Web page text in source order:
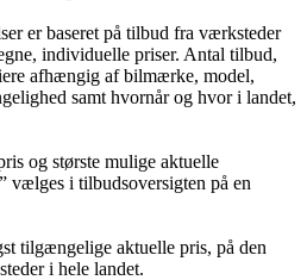
er baseret på tilbud fra værksteder
individuelle priser. Antal tilbud,
afhængig af bilmærke, model,
samt hvornår og hvor i landet,
og største mulige aktuelle
vælges i tilbudsoversigten på en
tilgængelige aktuelle pris, på den
i hele landet.